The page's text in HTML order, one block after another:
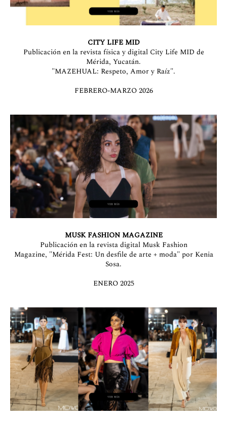
CITY LIFE MID
Publicación en la revista física y digital City Life MID de
Mérida, Yucatán.
"MAZEHUAL: Respeto, Amor y Raíz".
FEBRERO-MARZO 2026
MUSK FASHION MAGAZINE
Publicación en la revista digital Musk Fashion
Magazine, "Mérida Fest: Un desfile de arte + moda" por Kenia
Sosa.
ENERO 2025